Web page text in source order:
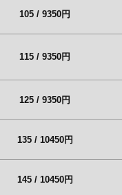
105 / 9350円
115 / 9350円
125 / 9350円
135 / 10450円
145 / 10450円